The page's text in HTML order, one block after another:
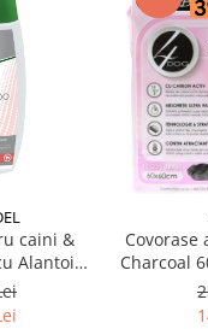
caini &
Alantoina
Covorase
Charcoal